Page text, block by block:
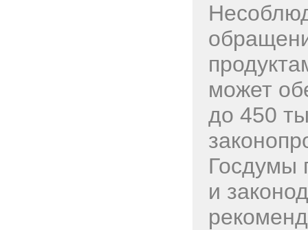
может
до 450
Госдумы
и